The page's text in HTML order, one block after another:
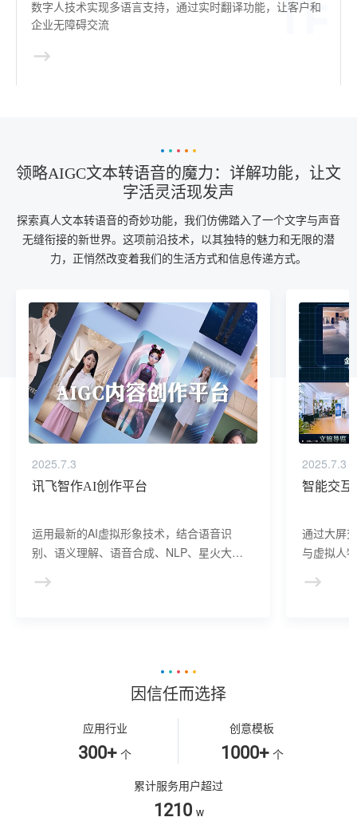
数字人技术实现多语言支持，通过实时翻译功能，让客户和
企业无障碍交流
领略AIGC文本转语音的魔力：详解功能，让文
字活灵活现发声
探索真人文本转语音的奇妙功能，我们仿佛踏入了一个文字与声音
无缝衔接的新世界。这项前沿技术，以其独特的魅力和无限的潜
力，正悄然改变着我们的生活方式和信息传递方式。
2025.7.3
讯飞智作AI创作平台
运用最新的AI虚拟形象技术，结合语音识
别、语义理解、语音合成、NLP、星火大模
建、AI驱动、多模态交互的多场景虚拟人产
2025.7.3
智能交互
通过大屏
与虚拟人
景，可广
因信任而选择
应用行业
300+ 个
创意模板
1000+ 个
累计服务用户超过
1210 w